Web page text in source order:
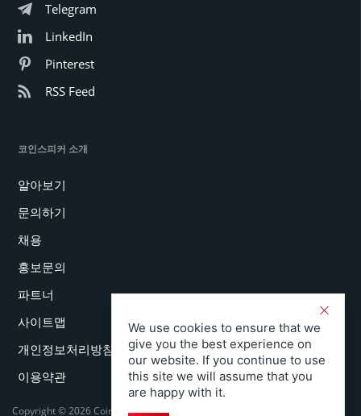
Telegram
LinkedIn
Pinterest
RSS Feed
코인스피커 소개
알아보기
문의하기
채용
홍보문의
파트너
사이트맵
개인정보처리방침
이용약관
Copyright © 2026 Coinspeaker LTD. All rights reserved.
We use cookies to ensure that we
give you the best experience on
our website. If you continue to use
this site we will assume that you
are happy with it.